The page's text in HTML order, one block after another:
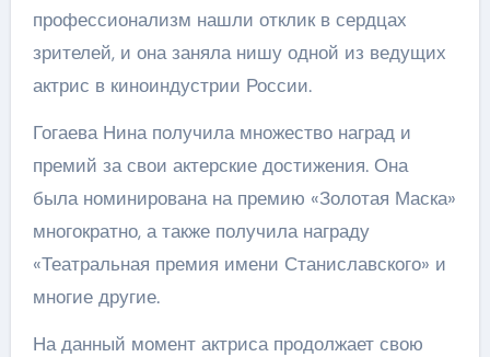
профессионализм нашли отклик в сердцах
зрителей, и она заняла нишу одной из ведущих
актрис в киноиндустрии России.
Гогаева Нина получила множество наград и
премий за свои актерские достижения. Она
была номинирована на премию «Золотая Маска»
многократно, а также получила награду
«Театральная премия имени Станиславского» и
многие другие.
На данный момент актриса продолжает свою